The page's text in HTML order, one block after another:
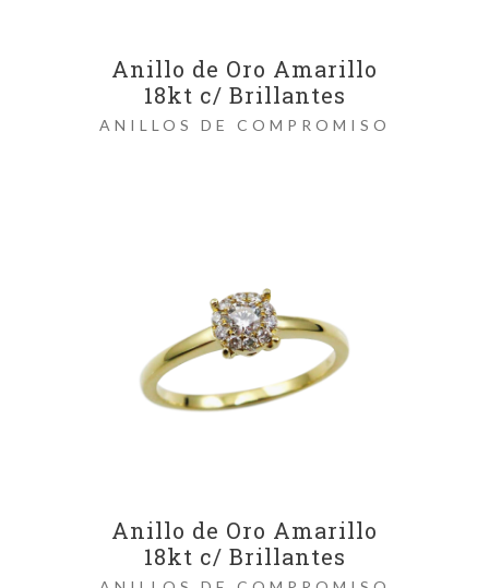
Anillo de Oro Amarillo
18kt c/ Brillantes
ANILLOS DE COMPROMISO
Anillo de Oro Amarillo
18kt c/ Brillantes